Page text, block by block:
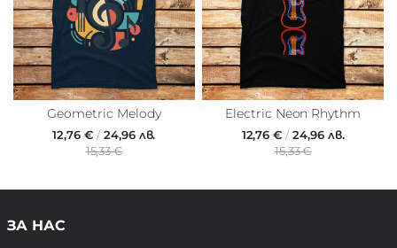
Geometric Melody
12,76 € /24,96 лв.
15,33 €
Electric Neon Rhythm
12,76 €/24,96 лв.
15,33 €
ЗА НАС